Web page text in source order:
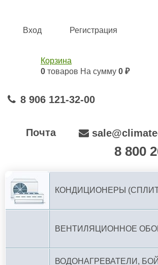
Вход Регистрация
Корзина
0 товаров На сумму 0 ₽
8 906 121-32-00
Почта
8 800
КОНДИЦИОНЕРЫ
ВЕНТИЛЯЦИОННОЕ
ВОДОНАГРЕВАТЕЛИ,